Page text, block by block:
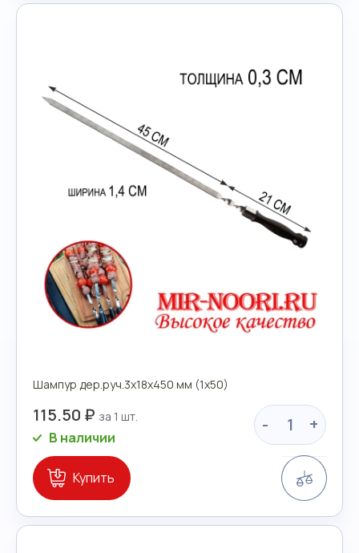
Шампур дер.руч.3х18х450 мм (1х50)
115.50 ₽ - +
В наличии
Купить